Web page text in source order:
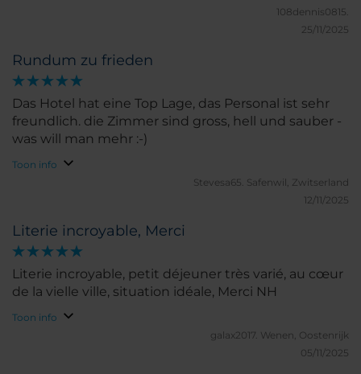
108dennis0815.
25/11/2025
Rundum zu frieden
Das Hotel hat eine Top Lage, das Personal ist sehr
freundlich. die Zimmer sind gross, hell und sauber -
was will man mehr :-)
Toon info
Stevesa65. Safenwil, Zwitserland
12/11/2025
Literie incroyable, Merci
Literie incroyable, petit déjeuner très varié, au cœur
de la vielle ville, situation idéale, Merci NH
Toon info
galax2017. Wenen, Oostenrijk
05/11/2025